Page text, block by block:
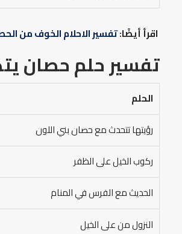
اقرأ أيضًا:تفسير الاحلام الخوف من
تفسير حلم حصان
الحلم
رؤيتها تتحدث مع حصان بني اللون
ركوب الخيل على الظفر
الحديث مع الفرس في المنام
النزول من على الخيل